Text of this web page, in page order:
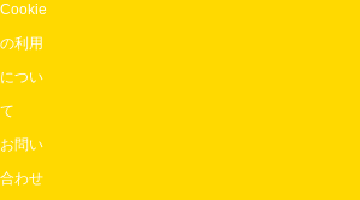
Cookie
の利用
につい
て
お問い
合わせ